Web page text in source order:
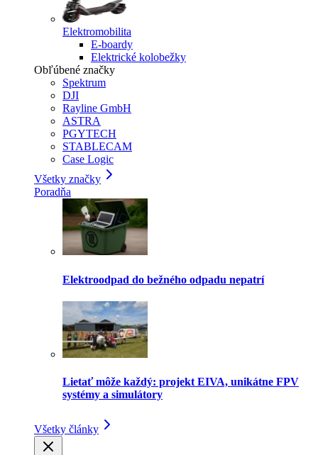
Elektromobilita
E-boardy
Elektrické kolobežky
Obľúbené značky
Spektrum
DJI
Rayline GmbH
ASTRA
PGYTECH
STABLECAM
Case Logic
Všetky značky
Poradňa
Elektroodpad do bežného odpadu nepatrí
Lietať môže každý: projekt EIVA, unikátne FPV
systémy a simulátory
Všetky články